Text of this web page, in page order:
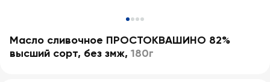
Масло сливочное ПРОСТОКВАШИНО 82%
высший сорт, без змж, 180г